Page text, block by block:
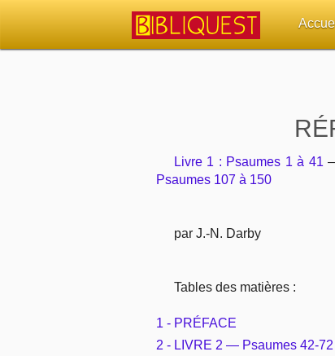
Livre 1 : Psaumes 1 à 41
Psaumes 107 à 150
par J.-N. Darby
Tables des matières :
1 - PRÉFACE
2 - LIVRE 2 — Psaumes 42-72